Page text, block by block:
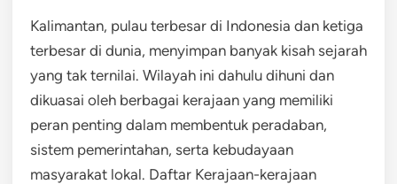
Kalimantan, pulau terbesar di Indonesia dan ketiga
terbesar di dunia, menyimpan banyak kisah sejarah
yang tak ternilai. Wilayah ini dahulu dihuni dan
dikuasai oleh berbagai kerajaan yang memiliki
peran penting dalam membentuk peradaban,
sistem pemerintahan, serta kebudayaan
masyarakat lokal. Daftar Kerajaan-kerajaan